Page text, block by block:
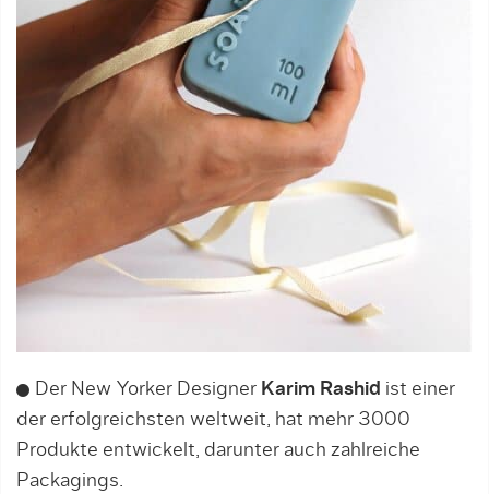
Der New Yorker Designer Karim Rashid ist einer
der erfolgreichsten weltweit, hat mehr 3000
Produkte entwickelt, darunter auch zahlreiche
Packagings.